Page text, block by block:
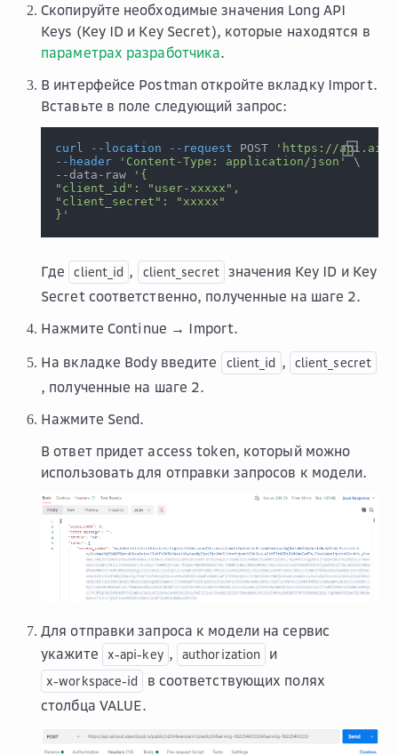
Скопируйте необходимые значения Long API
Keys (Key ID и Key Secret), которые находятся в
параметрах разработчика.
В интерфейсе Postman откройте вкладку Import.
Вставьте в поле следующий запрос:
curl --location --request POST
'https://
--header
'Content-Type: application/json'
\
--data-raw
'{
"client_id": "user-xxxxx",
"client_secret": "xxxxx"
}'
Где client_id , client_secret значения Key ID и Key
Secret соответственно, полученные на шаге 2.
Нажмите Continue → Import.
На вкладке Bodyвведите client_id , client_secret
, полученные на шаге 2.
Нажмите Send.
В ответ придет access token, который можно
использовать для отправки запросов к модели.
Для отправки запроса к модели на сервис
укажите
x-api-key , authorization и
x-workspace-id
в соответствующих полях
столбца VALUE.